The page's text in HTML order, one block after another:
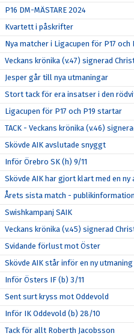
P16 DM-MÄSTARE 2024
Kvartett i påskrifter
Nya matcher i Ligacupen för P17 och
Veckans krönika (v.47) signerad
Jesper går till nya utmaningar
Stort tack för era insatser i den
Ligacupen för P17 och P19 startar
TACK - Veckans krönika (v.46)
Skövde AIK avslutade snyggt
Inför Örebro SK (h) 9/11
Skövde AIK har gjort klart med en ny
Årets sista match - publikinformation
Swishkampanj SAIK
Veckans krönika (v.45) signerad
Svidande förlust mot Öster
Skövde AIK står inför en ny utmaning
Inför Östers IF (b) 3/11
Sent surt kryss mot Oddevold
Inför IK Oddevold (b) 28/10
Tack för allt Roberth Jacobsson